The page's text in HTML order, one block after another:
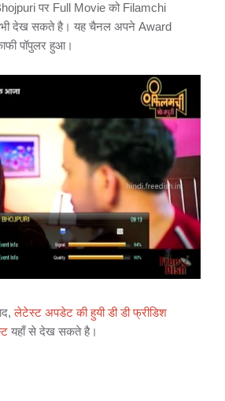
पर Full Movie को Filamchi
भी देख सकते है। यह चैनल अपने Award
पॉपुलर हुआ।
लेटेस्ट अपडेट की हुयी डी डी फ्रीडिश
यहाँ से देख सकते है।